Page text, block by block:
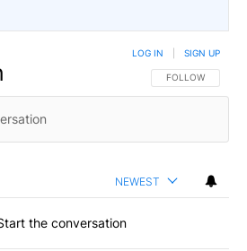
FOLLOW THIS
FOLLOW
LOG IN SIGN UP
NEWEST
the conversation